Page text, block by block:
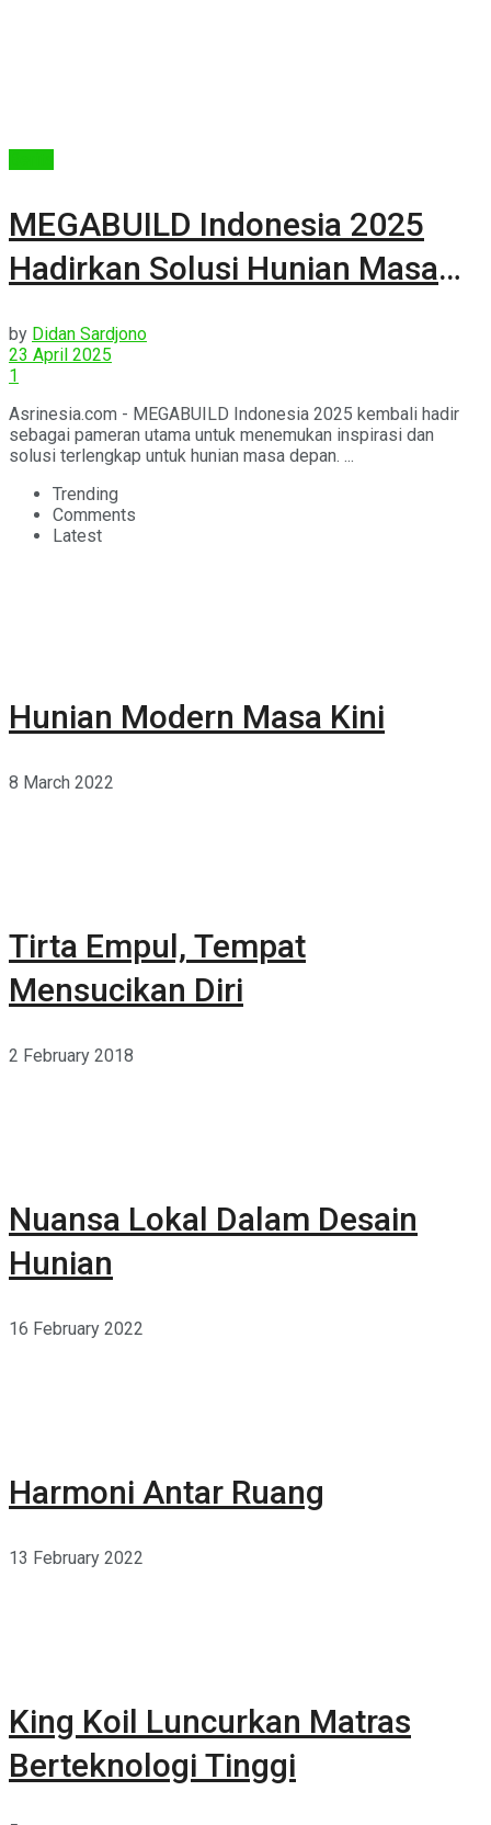
MEGABUILD Indonesia 2025
Hadirkan Solusi Hunian Masa
by Didan Sardjono
23 April 2025
1
Asrinesia.com - MEGABUILD Indonesia 2025 kembali hadir
sebagai pameran utama untuk menemukan inspirasi dan
solusi terlengkap untuk hunian masa depan. ...
Trending
Comments
Latest
Hunian Modern Masa Kini
8 March 2022
Tirta Empul, Tempat
Mensucikan Diri
2 February 2018
Nuansa Lokal Dalam Desain
Hunian
16 February 2022
Harmoni Antar Ruang
13 February 2022
King Koil Luncurkan Matras
Berteknologi Tinggi